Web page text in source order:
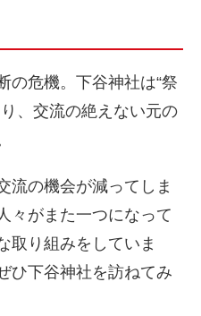
の危機。下谷神社は“祭
、交流の絶えない元の
流の機会が減ってしま
々がまた一つになって
取り組みをしていま
ひ下谷神社を訪ねてみ